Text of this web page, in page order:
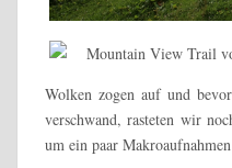
Wolken zogen auf und
verschwand, rasteten wir
um ein paar